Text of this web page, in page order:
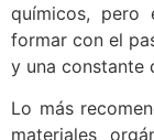
químicos, pero
formar con el
y una constante
Lo más
materiales